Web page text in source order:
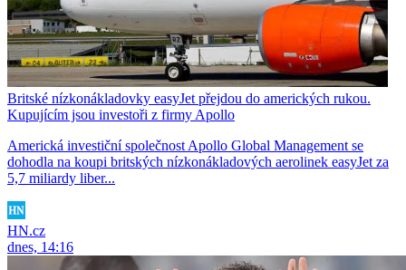
Britské nízkonákladovky easyJet přejdou do amerických rukou.
Kupujícím jsou investoři z firmy Apollo
Americká investiční společnost Apollo Global Management se
dohodla na koupi britských nízkonákladových aerolinek easyJet za
5,7 miliardy liber...
HN.cz
dnes, 14:16